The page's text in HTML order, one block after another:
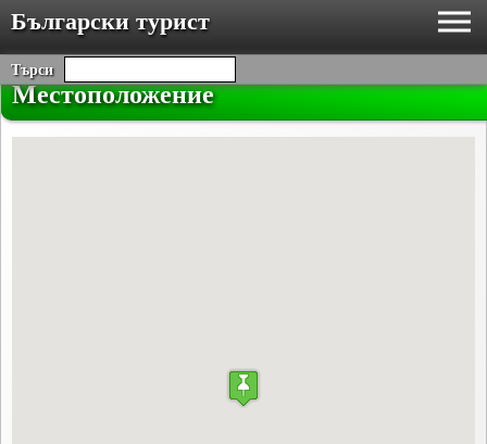
Български турист
Търси
Местоположение